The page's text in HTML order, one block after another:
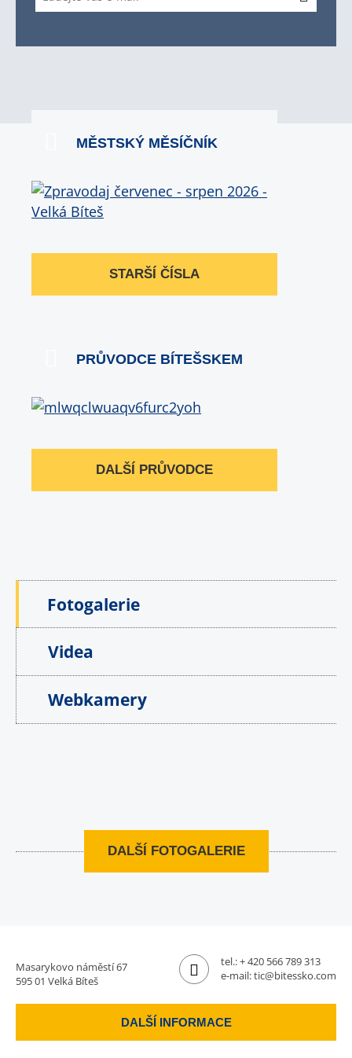
MĚSTSKÝ MĚSÍČNÍK
STARŠÍ ČÍSLA
PRŮVODCE BÍTEŠSKEM
DALŠÍ PRŮVODCE
Fotogalerie
Videa
Webkamery
DALŠÍ FOTOGALERIE
Masarykovo náměstí 67
595 01 Velká Bíteš
tel.:+ 420 566 789 313
e-mail:tic@bitessko.com
DALŠÍ INFORMACE